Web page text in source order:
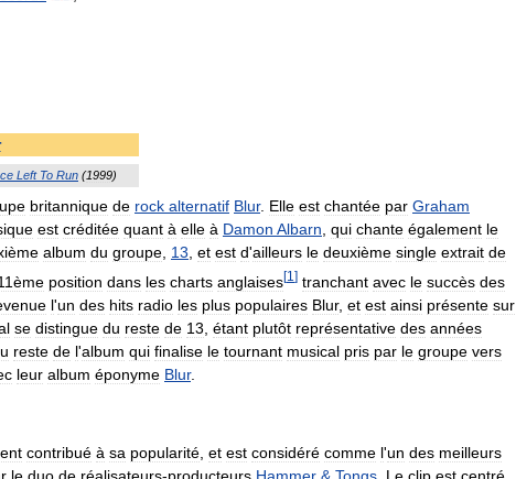
Left To Run (1999)
britannique de rock alternatif Blur. Elle est chantée par Graham
est créditée quant à elle à Damon Albarn qui chante également le
album du groupe 13 et est d'ailleurs le deuxième single extrait de
position dans les charts anglaises[1 ] tranchant avec le succès des
l'un des hits radio les plus populaires Blur, et est ainsi présente sur
se distingue du reste de 13 étant plutôt représentative des années
reste de l'album qui finalise le tournant musical pris par le groupe vers
leur album éponyme Blur.
contribué à sa popularité et est considéré comme l'un des meilleurs
le duo de réalisateurs-producteurs Hammer & Tongs Le clip est centré